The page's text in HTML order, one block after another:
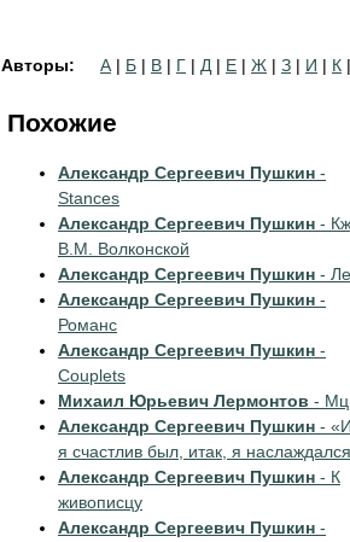
Авторы: А | Б | В | Г | Д | Е | Ж | З | И | К |
Похожие
Александр Сергеевич Пушкин -
Stances
Александр Сергеевич Пушкин - Кж.
В.М. Волконской
Александр Сергеевич Пушкин -
Александр Сергеевич Пушкин -
Романс
Александр Сергеевич Пушкин -
Couplets
Михаил Юрьевич Лермонтов -
Александр Сергеевич Пушкин -
я счастлив был, итак, я
Александр Сергеевич Пушкин - К
живописцу
Александр Сергеевич Пушкин -